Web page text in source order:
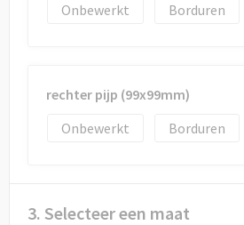
Onbewerkt
Borduren
rechter pijp (99x99mm)
Onbewerkt
Borduren
3. Selecteer een maat